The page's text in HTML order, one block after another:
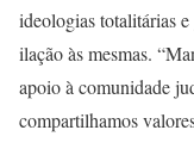
ideologias totalitárias
ilação às mesmas.
apoio à comunidade
compartilhamos